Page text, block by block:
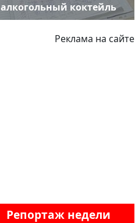
алкогольный коктейль
Реклама на сайте
Репортаж недели